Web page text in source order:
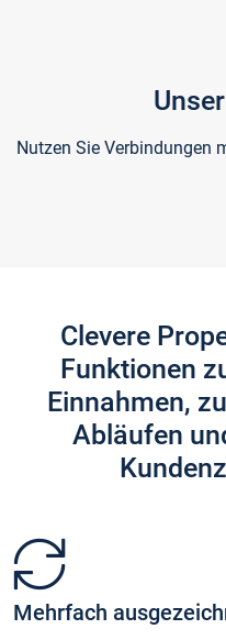
Nutzen Sie Verbindungen
Clevere
Funktionen
Einnahmen,
Abläufen
Mehrfach